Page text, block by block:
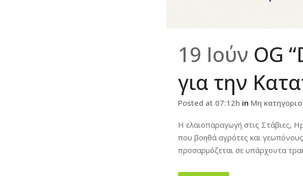
19 Ιούν OG
για την
Posted at 07:12h in Μη
Η ελαιοπαραγωγή στις Στάβιες,
που βοηθά αγρότες και
προσαρμόζεται σε υπάρχοντα